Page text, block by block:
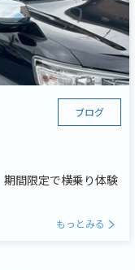
ブログ
間限定で横乗り体験
もっとみる